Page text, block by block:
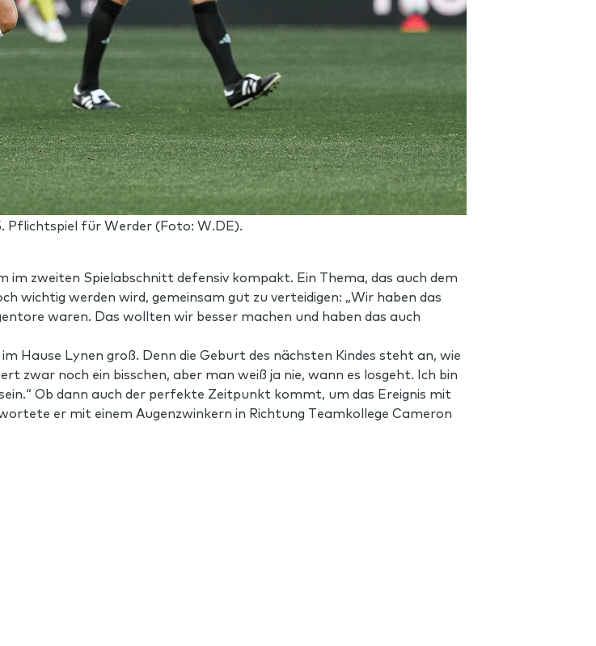
Pflichtspiel für Werder (Foto: W.DE).
im zweiten Spielabschnitt defensiv kompakt. Ein Thema, das auch dem
wichtig werden wird, gemeinsam gut zu verteidigen: „Wir haben das
waren. Das wollten wir besser machen und haben das auch
Hause Lynen groß. Denn die Geburt des nächsten Kindes steht an, wie
zwar noch ein bisschen, aber man weiß ja nie, wann es losgeht. Ich bin
Ob dann auch der perfekte Zeitpunkt kommt, um das Ereignis mit
er mit einem Augenzwinkern in Richtung Teamkollege Cameron